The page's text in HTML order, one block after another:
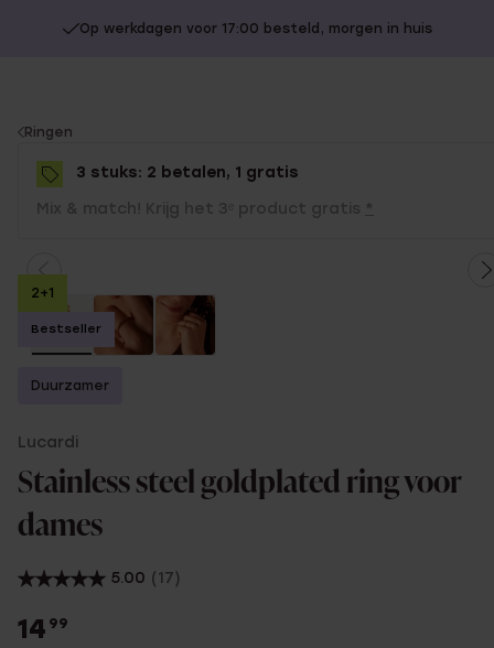
Op werkdagen voor 17:00 besteld, morgen in huis
You
are
here:
Ringen
3 stuks: 2 betalen, 1 gratis
Mix & match! Krijg het 3ᵉ product gratis *
2+1
Bestseller
Duurzamer
Lucardi
Stainless steel goldplated ring voor
dames
5.00 (17)
14 99